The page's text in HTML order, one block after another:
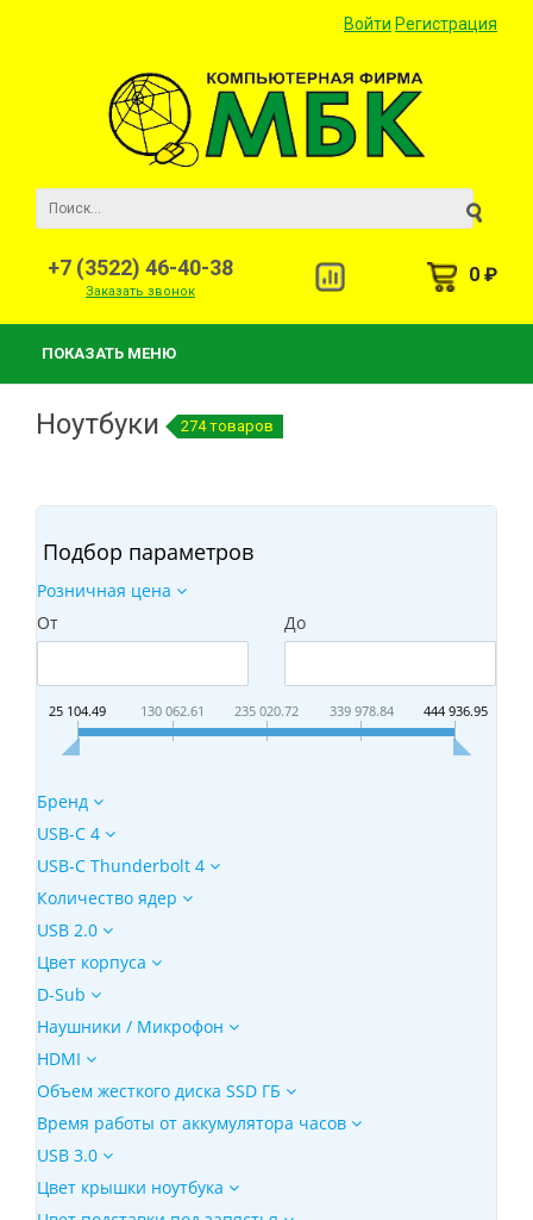
Войти Регистрация
+7 (3522) 46-40-38
Заказать звонок
0 ₽
ПОКАЗАТЬ МЕНЮ
Ноутбуки 274 товаров
Подбор параметров
Розничная цена
От
До
25 104.49 130 062.61 235 020.72 339 978.84 444 936.95
Бренд
USB-C 4
USB-C Thunderbolt 4
Количество ядер
USB 2.0
Цвет корпуса
D-Sub
Наушники / Микрофон
HDMI
Объем жесткого диска SSD ГБ
Время работы от аккумулятора часов
USB 3.0
Цвет крышки ноутбука